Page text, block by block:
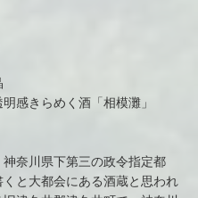
感きらめく酒「相模灘」
神奈川県下第三の政令指定都
と大都会にある酒蔵と思われ